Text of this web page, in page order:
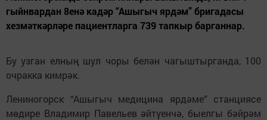
гыйнвардан 8енә кадәр “Ашыгыч ярдәм” бригадасы
хезмәткәрләре пациентларга 739 тапкыр барганнар.
Бу узган елның шул чоры белән чагыштырганда, 100
очракка кимрәк.
Лениногорск “Ашыгыч медицина ярдәме” станциясе
мөдире Владимир Павельев әйтүенчә, быелгы бәйрәм